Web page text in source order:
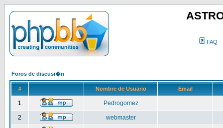
FAQ
Foros de discusi�n
# Nombre de Usuario Email
1 Pedrogomez
2 webmaster